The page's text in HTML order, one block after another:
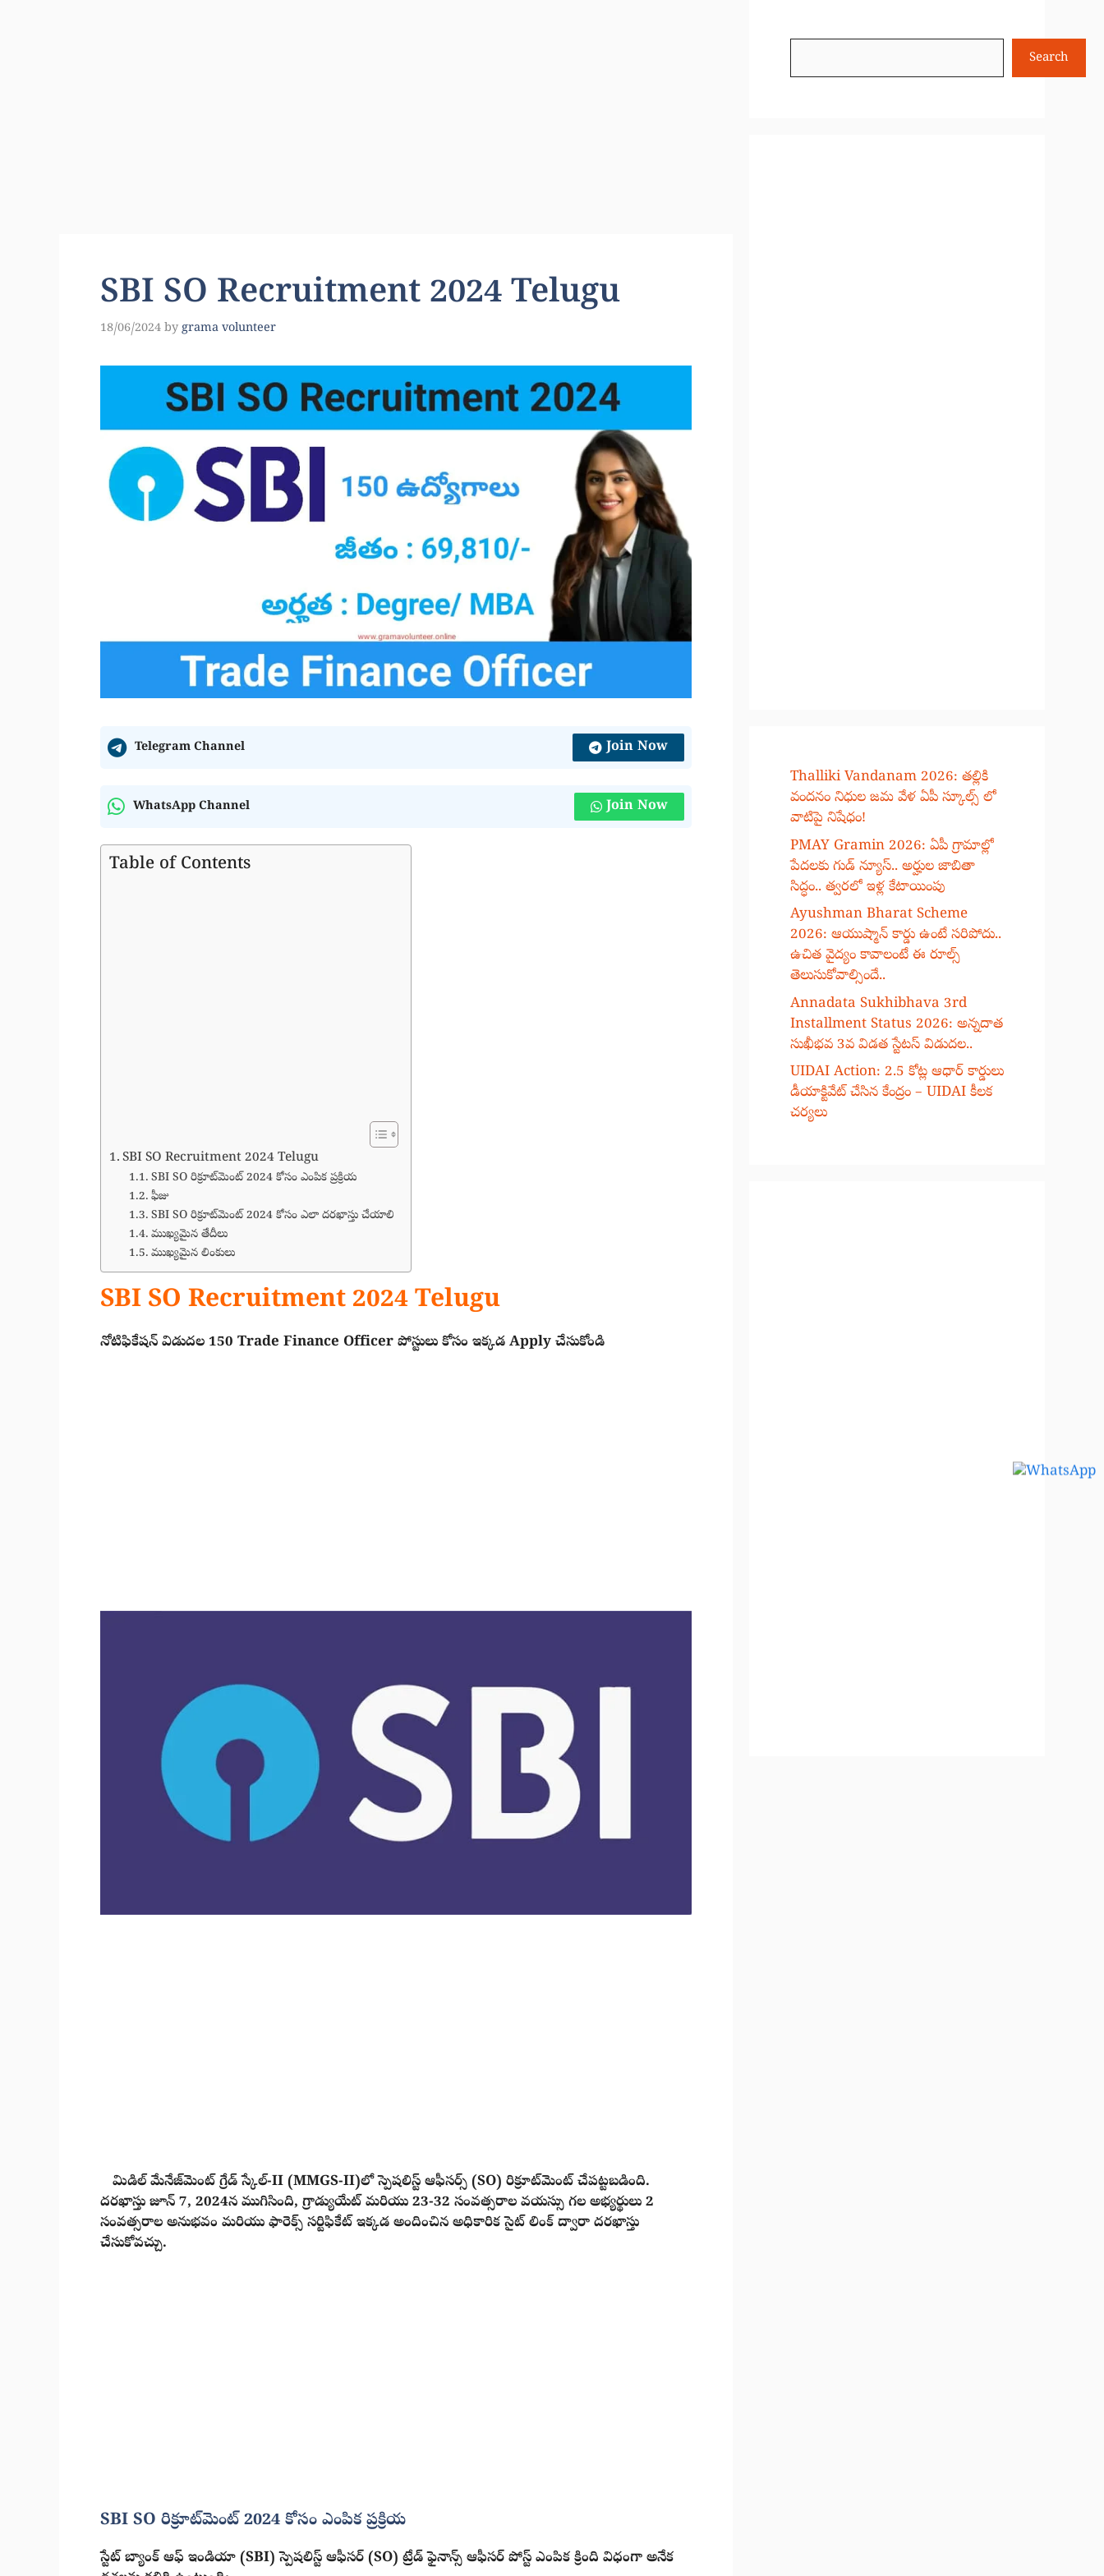
SBI SO Recruitment 2024 Telugu
18/06/2024 by grama volunteer
Telegram Channel Join Now
WhatsApp Channel Join Now
Table of Contents
SBI SO Recruitment 2024 Telugu
SBI SO రిక్రూట్‌మెంట్ 2024 కోసం ఎంపిక ప్రక్రియ
ఫీజు
SBI SO రిక్రూట్‌మెంట్ 2024 కోసం ఎలా దరఖాస్తు చేయాలి
ముఖ్యమైన తేదీలు
ముఖ్యమైన లింకులు
SBI SO Recruitment 2024 Telugu
నోటిఫికేషన్ విడుదల 150 Trade Finance Officer పోస్టులు కోసం ఇక్కడ Apply చేసుకోండి
మిడిల్ మేనేజ్‌మెంట్ గ్రేడ్ స్కేల్-II (MMGS-II)లో స్పెషలిస్ట్ ఆఫీసర్స్ (SO) రిక్రూట్‌మెంట్ చేపట్టబడింది.
దరఖాస్తు జూన్ 7, 2024న ముగిసింది, గ్రాడ్యుయేట్ మరియు 23-32 సంవత్సరాల వయస్సు గల అభ్యర్థులు 2
సంవత్సరాల అనుభవం మరియు ఫారెక్స్ సర్టిఫికేట్ ఇక్కడ అందించిన అధికారిక సైట్ లింక్ ద్వారా దరఖాస్తు
చేసుకోవచ్చు.
SBI SO రిక్రూట్‌మెంట్ 2024 కోసం ఎంపిక ప్రక్రియ
స్టేట్ బ్యాంక్ ఆఫ్ ఇండియా (SBI) స్పెషలిస్ట్ ఆఫీసర్ (SO) ట్రేడ్ ఫైనాన్స్ ఆఫీసర్ పోస్ట్ ఎంపిక క్రింది విధంగా అనేక
Search
Thalliki Vandanam 2026: తల్లికి
వందనం నిధుల జమ వేళ ఏపీ స్కూల్స్ లో
వాటిపై నిషేధం!
PMAY Gramin 2026: ఏపీ గ్రామాల్లో
పేదలకు గుడ్ న్యూస్.. అర్హుల జాబితా
సిద్ధం.. త్వరలో ఇళ్ల కేటాయింపు
Ayushman Bharat Scheme
2026: ఆయుష్మాన్ కార్డు ఉంటే సరిపోదు..
ఉచిత వైద్యం కావాలంటే ఈ రూల్స్
తెలుసుకోవాల్సిందే..
Annadata Sukhibhava 3rd
Installment Status 2026: అన్నదాత
సుఖీభవ 3వ విడత స్టేటస్ విడుదల..
UIDAI Action: 2.5 కోట్ల ఆధార్ కార్డులు
డీయాక్టివేట్ చేసిన కేంద్రం – UIDAI కీలక
చర్యలు